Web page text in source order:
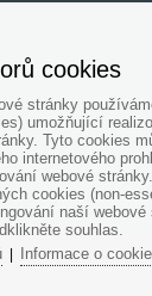
-
cookies
stránky
umožňující
Tyto cookies
internetového
webové
cookies (non-
naší webové
souhlas.
| Informace o